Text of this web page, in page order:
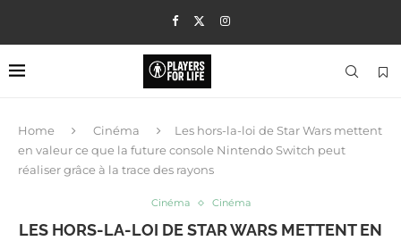
Home Cinéma
Les hors-la-loi de Star Wars mettent
en valeur ce que la future console Nintendo Switch peut
réaliser grâce à la trace des rayons
Cinéma Cinéma
LES HORS-LA-LOI DE STAR WARS METTENT EN